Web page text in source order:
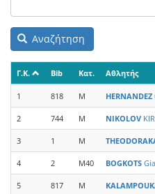
Αναζήτηση
Γ.Κ. Bib Κατ. Αθλητής
1 818 M HERNANDEZ
2 744 M NIKOLOV
3 1 M
4 2 M40 BOGKOTS
5 817 M